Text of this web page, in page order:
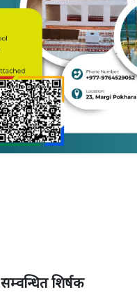
सम्वन्धित शिर्षक